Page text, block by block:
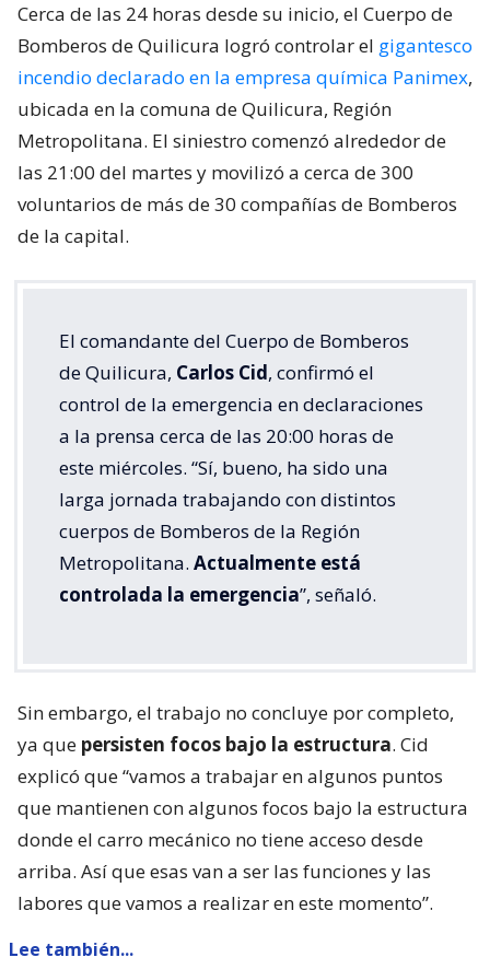
Cerca de las 24 horas desde su inicio, el Cuerpo de
Bomberos de Quilicura logró controlar el gigantesco
incendio declarado en la empresa química Panimex,
ubicada en la comuna de Quilicura, Región
Metropolitana. El siniestro comenzó alrededor de
las 21:00 del martes y movilizó a cerca de 300
voluntarios de más de 30 compañías de Bomberos
de la capital.
El comandante del Cuerpo de Bomberos
de Quilicura, Carlos Cid, confirmó el
control de la emergencia en declaraciones
a la prensa cerca de las 20:00 horas de
este miércoles. “Sí, bueno, ha sido una
larga jornada trabajando con distintos
cuerpos de Bomberos de la Región
Metropolitana. Actualmente está
controlada la emergencia”, señaló.
Sin embargo, el trabajo no concluye por completo,
ya que persisten focos bajo la estructura. Cid
explicó que “vamos a trabajar en algunos puntos
que mantienen con algunos focos bajo la estructura
donde el carro mecánico no tiene acceso desde
arriba. Así que esas van a ser las funciones y las
labores que vamos a realizar en este momento”.
Lee también...